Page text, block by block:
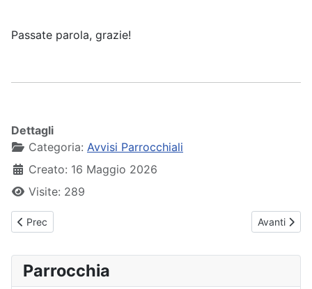
Passate parola, grazie!
Dettagli
Categoria: Avvisi Parrocchiali
Creato: 16 Maggio 2026
Visite: 289
Articolo precedente: Avvisi Parrocchiali - 24 maggio 2026
Prec Articolo
Avanti
Parrocchia